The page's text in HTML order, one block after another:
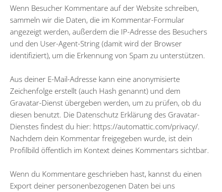
Wenn Besucher Kommentare auf der Website schreiben,
sammeln wir die Daten, die im Kommentar-Formular
angezeigt werden, außerdem die IP-Adresse des Besuchers
und den User-Agent-String (damit wird der Browser
identifiziert), um die Erkennung von Spam zu unterstützen.
Aus deiner E-Mail-Adresse kann eine anonymisierte
Zeichenfolge erstellt (auch Hash genannt) und dem
Gravatar-Dienst übergeben werden, um zu prüfen, ob du
diesen benutzt. Die Datenschutz Erklärung des Gravatar-
Dienstes findest du hier: https://automattic.com/privacy/.
Nachdem dein Kommentar freigegeben wurde, ist dein
Profilbild öffentlich im Kontext deines Kommentars sichtbar.
Wenn du Kommentare geschrieben hast, kannst du einen
Export deiner personenbezogenen Daten bei uns